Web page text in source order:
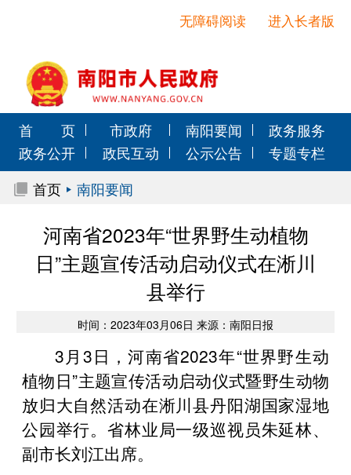
进入长者版
无障碍阅读
首 页 市政府 南阳要闻
政务服务
政务公开
政民互动 公示公告
专题专栏
首页
南阳要闻
河南省2023年“世界野生动植物
日”主题宣传活动启动仪式在淅川
县举行
时间：2023年03月06日 来源：南阳日报
3月3日，河南省2023年“世界野生动
植物日”主题宣传活动启动仪式暨野生动物
放归大自然活动在淅川县丹阳湖国家湿地
公园举行。省林业局一级巡视员朱延林、
副市长刘江出席。